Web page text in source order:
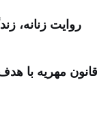
روایت زنانه،
قانون مهریه با